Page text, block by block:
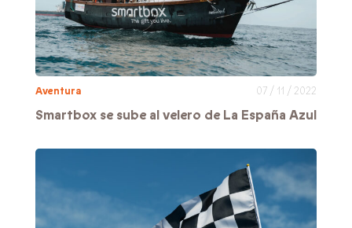
Aventura 07 / 11 / 2022
Smartbox se sube al velero de La España Azul